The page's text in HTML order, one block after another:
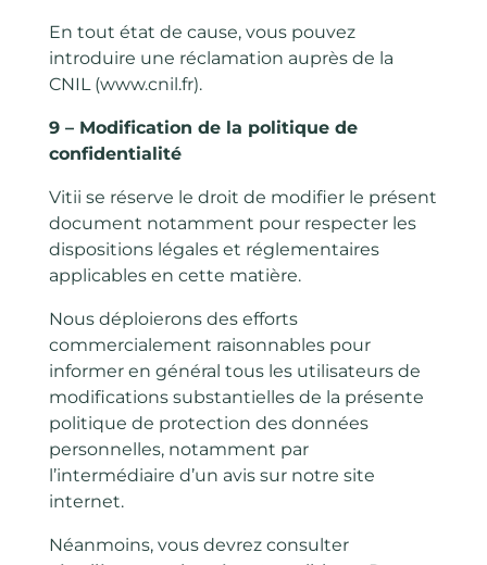
En tout état de cause, vous pouvez
introduire une réclamation auprès de la
CNIL (www.cnil.fr).
9 – Modification de la politique de
confidentialité
Vitii se réserve le droit de modifier le présent
document notamment pour respecter les
dispositions légales et réglementaires
applicables en cette matière.
Nous déploierons des efforts
commercialement raisonnables pour
informer en général tous les utilisateurs de
modifications substantielles de la présente
politique de protection des données
personnelles, notamment par
l’intermédiaire d’un avis sur notre site
internet.
Néanmoins, vous devrez consulter